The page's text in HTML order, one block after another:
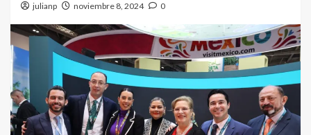
julianp noviembre 8, 2024 0